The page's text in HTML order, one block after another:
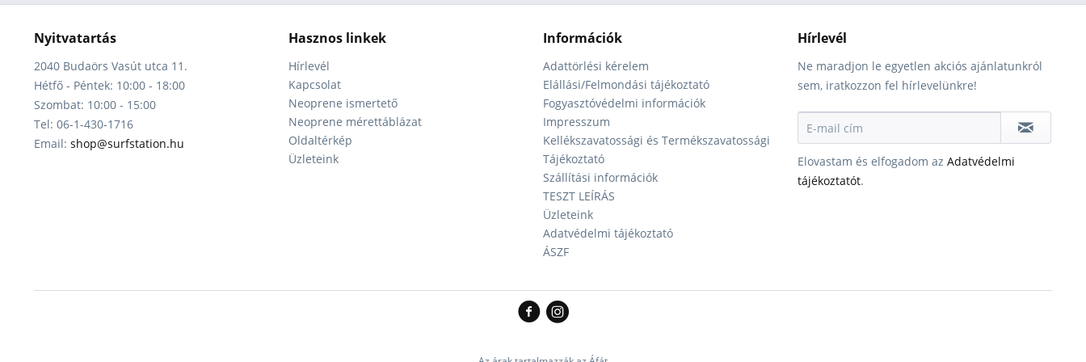
Nyitvatartás
2040 Budaörs Vasút utca 11.
Hétfő - Péntek: 10:00 - 18:00
Szombat: 10:00 - 15:00
Tel: 06-1-430-1716
Email: shop@surfstation.hu
Hasznos linkek
Hírlevél
Kapcsolat
Neoprene ismertető
Neoprene mérettáblázat
Oldaltérkép
Üzleteink
Információk
Adattörlési kérelem
Elállási/Felmondási tájékoztató
Fogyasztóvédelmi információk
Impresszum
Kellékszavatossági és Termékszavatossági
Tájékoztató
Szállítási információk
TESZT LEÍRÁS
Üzleteink
Adatvédelmi tájékoztató
ÁSZF
Hírlevél
Ne maradjon le egyetlen akciós ajánlatunkról
sem, iratkozzon fel hírlevelünkre!
Elovastam és elfogadom az Adatvédelmi
tájékoztatót.